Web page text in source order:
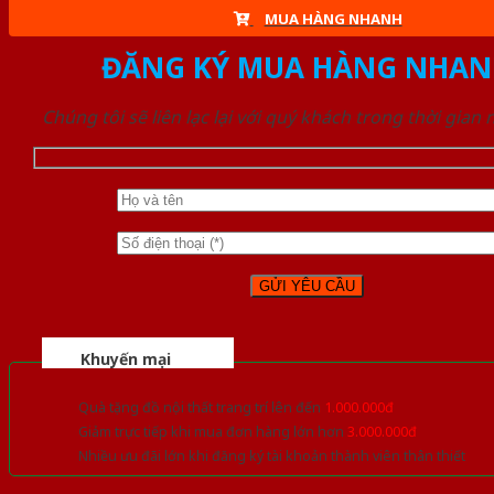
MUA HÀNG NHANH
ĐĂNG KÝ MUA HÀNG
Chúng tôi sẽ liên lạc lại với quý khách trong thời gian
Khuyến mại
Quà tặng đồ nội thất trang trí lên đến 1.000.000đ
Giảm trực tiếp khi mua đơn hàng lớn hơn 3.000.000đ
Nhiều ưu đãi lớn khi đăng ký tài khoản thành viên thân thiết